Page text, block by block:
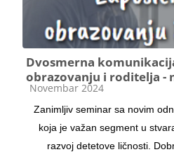
Dvosmerna
obrazovanju i roditelja -
Категорија курса
Novembar 2024
Zanimljiv seminar sa novim
koja je važan segment u
razvoj detetove ličnosti.